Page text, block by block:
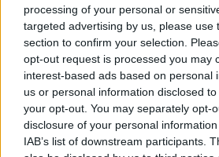
processing of your personal or
targeted advertising by us, please use
section to confirm your selection.
opt-out request is processed you may
interest-based ads based on personal
us or personal information disclosed
your opt-out. You may separately opt-
disclosure of your personal
IAB’s list of downstream participants.
Giorgio Armani